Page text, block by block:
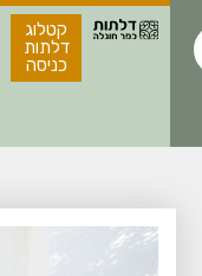
קטלוג
דלתות
כניסה